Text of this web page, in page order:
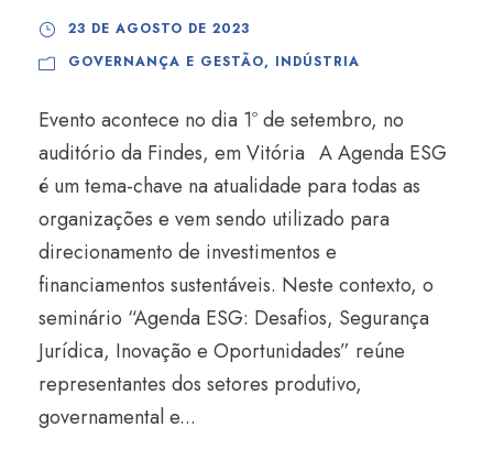
23 DE AGOSTO DE 2023
GOVERNANÇA E GESTÃO, INDÚSTRIA
Evento acontece no dia 1º de setembro, no
auditório da Findes, em Vitória A Agenda ESG
é um tema-chave na atualidade para todas as
organizações e vem sendo utilizado para
direcionamento de investimentos e
financiamentos sustentáveis. Neste contexto, o
seminário “Agenda ESG: Desafios, Segurança
Jurídica, Inovação e Oportunidades” reúne
representantes dos setores produtivo,
governamental e...